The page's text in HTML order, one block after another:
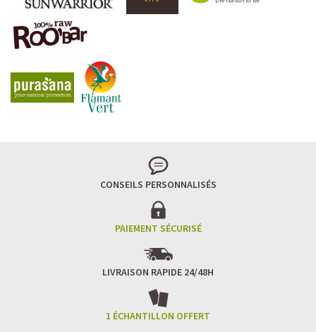
CONSEILS PERSONNALISÉS
PAIEMENT SÉCURISÉ
LIVRAISON RAPIDE 24/48H
1 ÉCHANTILLON OFFERT